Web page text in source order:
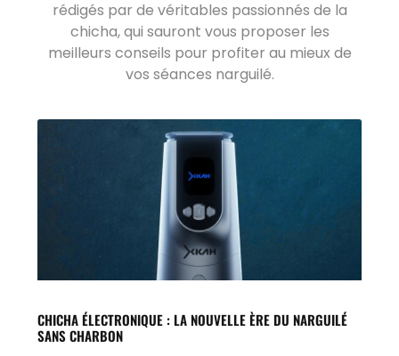
rédigés par de véritables passionnés de la
chicha, qui sauront vous proposer les
meilleurs conseils pour profiter au mieux de
vos séances narguilé.
CHICHA ÉLECTRONIQUE : LA NOUVELLE ÈRE DU NARGUILÉ
SANS CHARBON